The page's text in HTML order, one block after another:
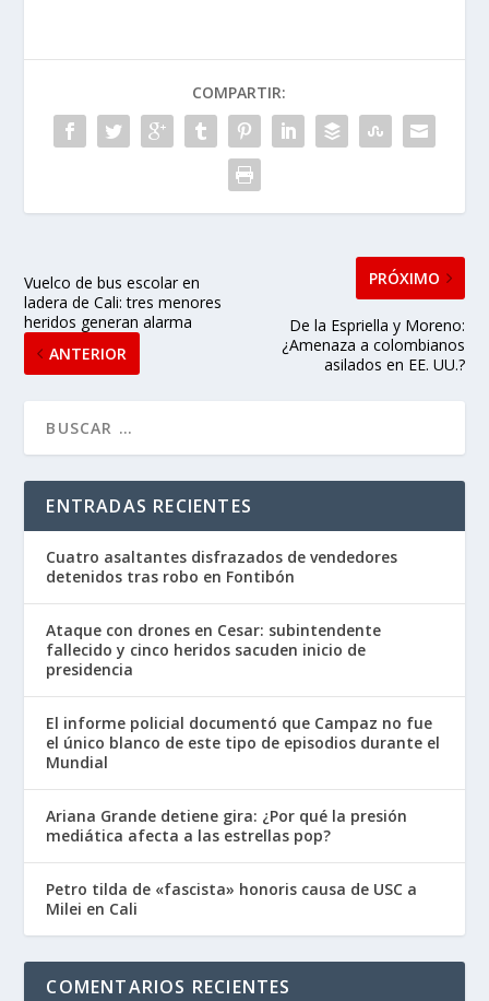
COMPARTIR:
Vuelco de bus escolar en
ladera de Cali: tres menores
heridos generan alarma
ANTERIOR
PRÓXIMO
De la Espriella y Moreno:
¿Amenaza a colombianos
asilados en EE. UU.?
ENTRADAS RECIENTES
Cuatro asaltantes disfrazados de vendedores
detenidos tras robo en Fontibón
Ataque con drones en Cesar: subintendente
fallecido y cinco heridos sacuden inicio de
presidencia
El informe policial documentó que Campaz no fue
el único blanco de este tipo de episodios durante el
Mundial
Ariana Grande detiene gira: ¿Por qué la presión
mediática afecta a las estrellas pop?
Petro tilda de «fascista» honoris causa de USC a
Milei en Cali
COMENTARIOS RECIENTES